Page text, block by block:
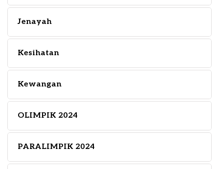
Jenayah
Kesihatan
Kewangan
OLIMPIK 2024
PARALIMPIK 2024